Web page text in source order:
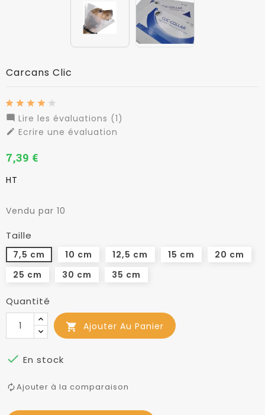
Carcans Clic
 Lire les évaluations (1)
 Ecrire une évaluation
7,39 €
HT
Vendu par 10
Taille
7,5 cm 10 cm 12,5 cm 15 cm
20 cm
25 cm
30 cm 35 cm
Quantité
 Ajouter Au Panier
 En stock
Ajouter à la comparaison